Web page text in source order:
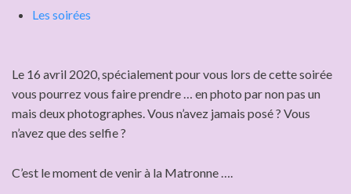
Les soirées
Le 16 avril 2020, spécialement pour vous lors de cette soirée
vous pourrez vous faire prendre … en photo par non pas un
mais deux photographes. Vous n’avez jamais posé ? Vous
n’avez que des selfie ?
C’est le moment de venir à la Matronne ….